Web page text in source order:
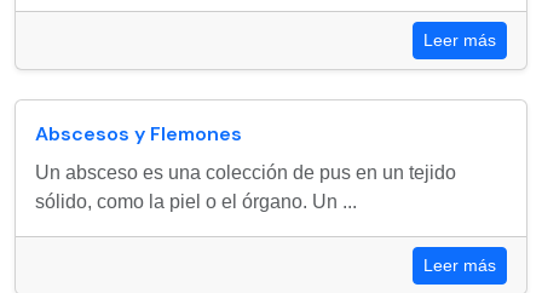
Leer más
Abscesos y Flemones
Un absceso es una colección de pus en un tejido
sólido, como la piel o el órgano. Un ...
Leer más